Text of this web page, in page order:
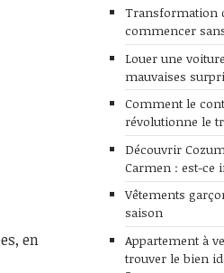
en
Transformation
commencer
Louer une
mauvaises
Comment le
révolutionne le
Découvrir
Carmen : est-ce
Vêtements
saison
Appartement à
trouver le bien